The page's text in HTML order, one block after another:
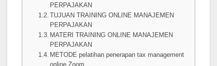
PERPAJAKAN
TUJUAN TRAINING ONLINE MANAJEMEN
PERPAJAKAN
MATERI TRAINING ONLINE MANAJEMEN
PERPAJAKAN
METODE pelatihan penerapan tax management
online Zoom